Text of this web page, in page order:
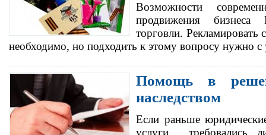
Возможности
продвижения бизнеса
торговли. Рекламировать
необходимо, но подходить к этому вопросу нужно
Помощь в
наследством
Если раньше
услуги требовались